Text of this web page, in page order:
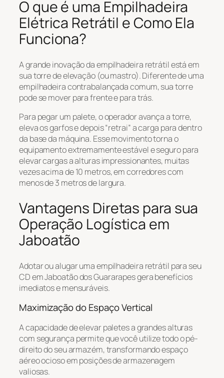
O que é uma Empilhadeira
Elétrica Retrátil e Como Ela
Funciona?
A grande inovação da empilhadeira retrátil está em
sua torre de elevação (ou mastro). Diferente de uma
empilhadeira contrabalançada comum, sua torre
pode se mover para frente e para trás.
Para pegar um palete, o operador avança a torre,
eleva os garfos e depois “retrai” a carga para dentro
da base da máquina. Esse movimento torna o
equipamento extremamente estável e seguro para
elevar cargas a alturas impressionantes, muitas
vezes acima de 10 metros, em corredores com
menos de 3 metros de largura.
Vantagens Diretas para sua
Operação Logística em
Jaboatão
Adotar ou alugar uma empilhadeira retrátil para seu
CD em Jaboatão dos Guararapes gera benefícios
imediatos e mensuráveis.
Maximização do Espaço Vertical
A capacidade de elevar paletes a grandes alturas
com segurança permite que você utilize todo o pé-
direito do seu armazém, transformando espaço
aéreo ocioso em posições de armazenagem
valiosas.